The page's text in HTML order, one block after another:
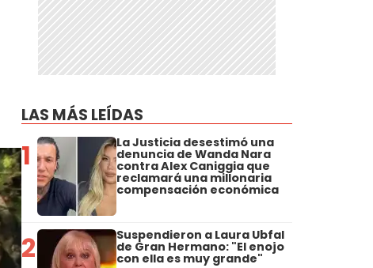
LAS MÁS LEÍDAS
1 La Justicia desestimó una
denuncia de Wanda Nara
contra Alex Caniggia que
reclamará una millonaria
compensación económica
2 Suspendieron a Laura Ubfal
de Gran Hermano: "El enojo
con ella es muy grande"